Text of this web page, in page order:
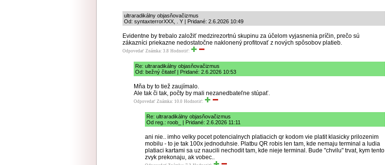
ultraradikálny objasňovačizmus
Od: syntaxterrorXXX, . Y | Pridané: 2.6.2026 10:49
Evidentne by trebalo založiť medzirezortnú skupinu za účelom vyjasnenia príčin, prečo sú
zákazníci priekazne nedostatočne naklonený profitovať z nových spôsobov platieb.
Odpovedať Známka: 3.8 Hodnotiť:
Re: ultraradikálny objasňovačizmus
Od: bežný čitateľ | Pridané: 2.6.2026 10:53
Mňa by to tiež zaujímalo.
Ale tak či tak, počty by mali nezanedbateľne stúpať.
Odpovedať Známka: 10.0 Hodnotiť:
Re: ultraradikálny objasňovačizmus
Od reg.: roob_ | Pridané: 2.6.2026 11:11
ani nie.. imho velky pocet potencialnych platiacich qr kodom vie platit klasicky prilozenim
mobilu - to je tak 100x jednoduhsie. Platbu QR robis len tam, kde nemaju terminal a ludia
platiaci kartami sa uz naucili nechodit tam, kde nieje terminal. Bude "chvilu" trvat, kym tento
zvyk prekonaju, ak vobec..